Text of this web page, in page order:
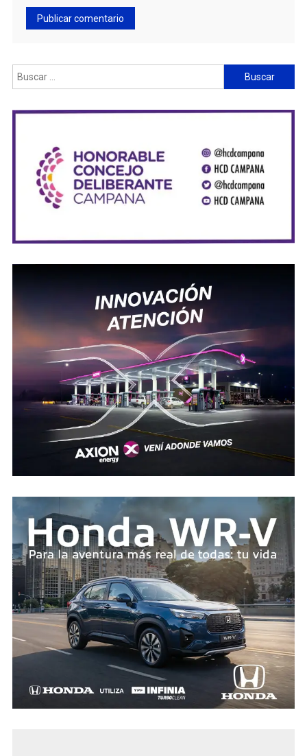
Buscar: